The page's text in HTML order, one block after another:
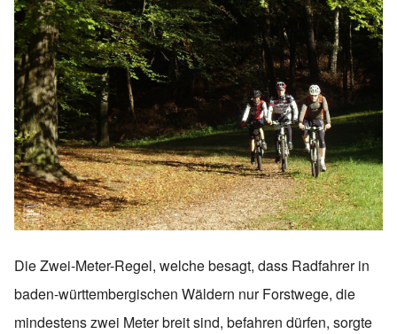
Die Zwei-Meter-Regel, welche besagt, dass Radfahrer in
baden-württembergischen Wäldern nur Forstwege, die
mindestens zwei Meter breit sind, befahren dürfen, sorgte